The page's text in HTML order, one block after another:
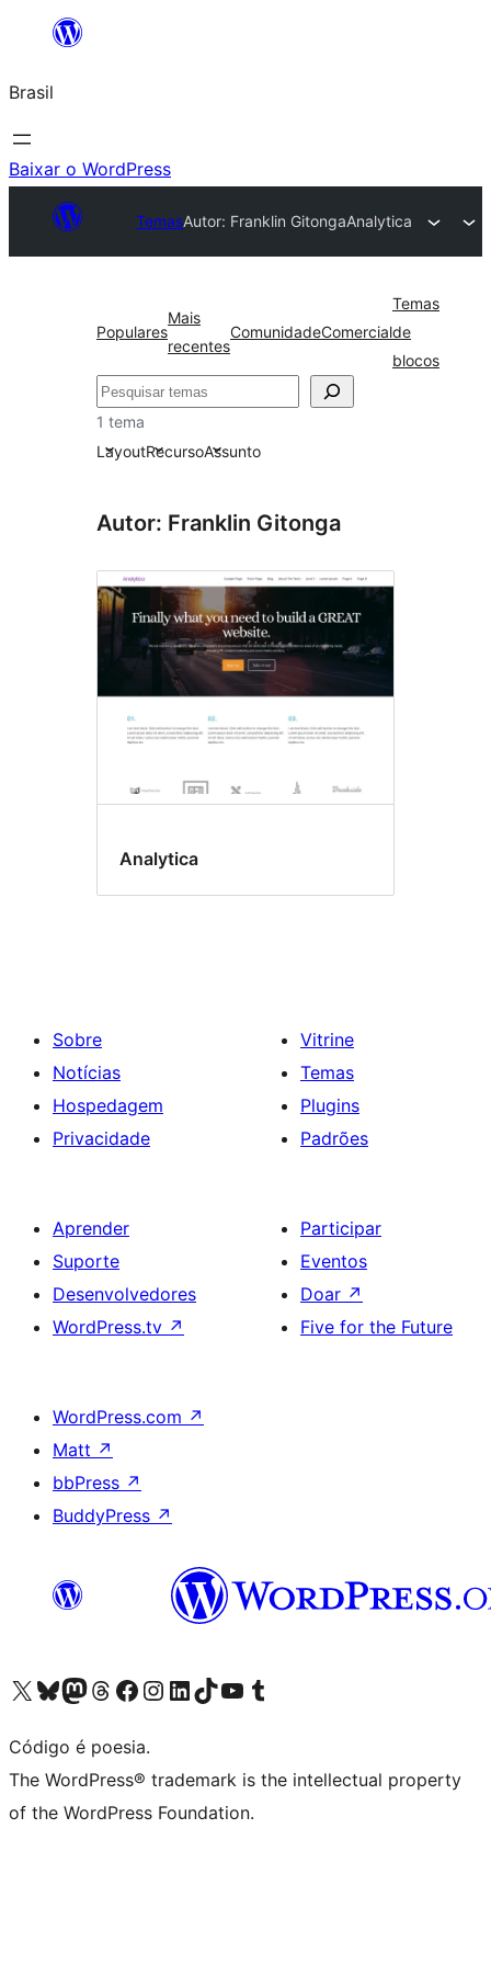
o
conteúdo
Brasil
Baixar o WordPress
TemasAutor: Franklin GitongaAnalytica
Populares
Mais
recentes
ComunidadeComercial
Temas
de
blocos
Pesquisar
1 tema
LayoutRecursoAssunto
Autor: Franklin Gitonga
Analytica
Sobre
Notícias
Hospedagem
Privacidade
Vitrine
Temas
Plugins
Padrões
Aprender
Suporte
Desenvolvedores
WordPress.tv ↗
Participar
Eventos
Doar ↗
Five for the Future
WordPress.com ↗
Matt ↗
bbPress ↗
BuddyPress ↗
Acessar nossa conta do X (antigo Twitter)
Acessar nossa conta do Bluesky
Acessar nossa conta do Mastodon
Acessar nossa conta do Threads
Acessar nossa página do Facebook
Acessar nossa conta do Instagram
Acessar nossa conta do LinkedIn
Acessar nossa conta do TikTok
Acessar nosso canal do YouTube
Acessar nossa conta no Tumblr
Código é poesia.
The WordPress® trademark is the intellectual property
of the WordPress Foundation.